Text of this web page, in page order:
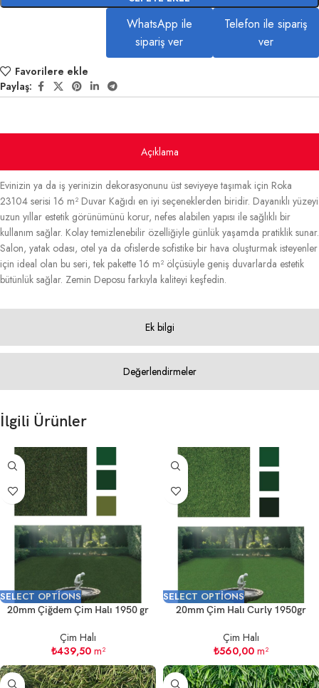
WhatsApp ile
sipariş ver
Telefon ile sipariş
ver
Favorilere ekle
Paylaş:
Açıklama
Ek bilgi
Değerlendirmeler
Evinizin ya da iş yerinizin dekorasyonunu üst seviyeye taşımak için Roka
23104 serisi 16 m² Duvar Kağıdı en iyi seçeneklerden biridir. Dayanıklı yüzeyi
uzun yıllar estetik görünümünü korur, nefes alabilen yapısı ile sağlıklı bir
kullanım sağlar. Kolay temizlenebilir özelliğiyle günlük yaşamda pratiklik sunar.
Salon, yatak odası, otel ya da ofislerde sofistike bir hava oluşturmak isteyenler
için ideal olan bu seri, tek pakette 16 m² ölçüsüyle geniş duvarlarda estetik
bütünlük sağlar. Zemin Deposu farkıyla kaliteyi keşfedin.
İlgili Ürünler
SELECT OPTIONS
20mm Çiğdem Çim Halı 1950 gr
Çim Halı
₺439,50m²
SELECT OPTIONS
20mm Çim Halı Curly 1950gr
Çim Halı
₺560,00 m²